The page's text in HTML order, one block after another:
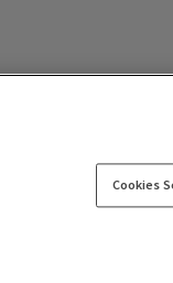
Cookies